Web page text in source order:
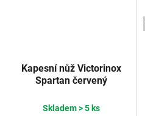
Kapesní nůž Victorinox
Spartan červený
Skladem> 5 ks